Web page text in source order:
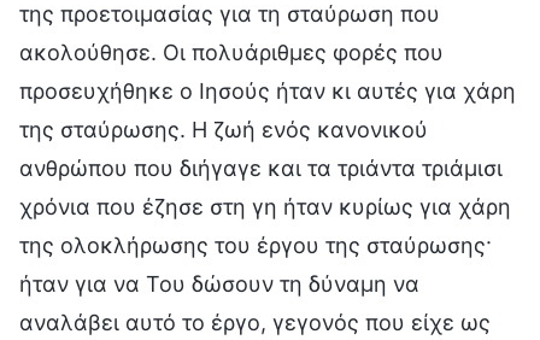
της προετοιμασίας για τη σταύρωση που
ακολούθησε. Οι πολυάριθμες φορές που
προσευχήθηκε ο Ιησούς ήταν κι αυτές για χάρη
της σταύρωσης. Η ζωή ενός κανονικού
ανθρώπου που διήγαγε και τα τριάντα τριάμισι
χρόνια που έζησε στη γη ήταν κυρίως για χάρη
της ολοκλήρωσης του έργου της σταύρωσης·
ήταν για να Του δώσουν τη δύναμη να
αναλάβει αυτό το έργο, γεγονός που είχε ως